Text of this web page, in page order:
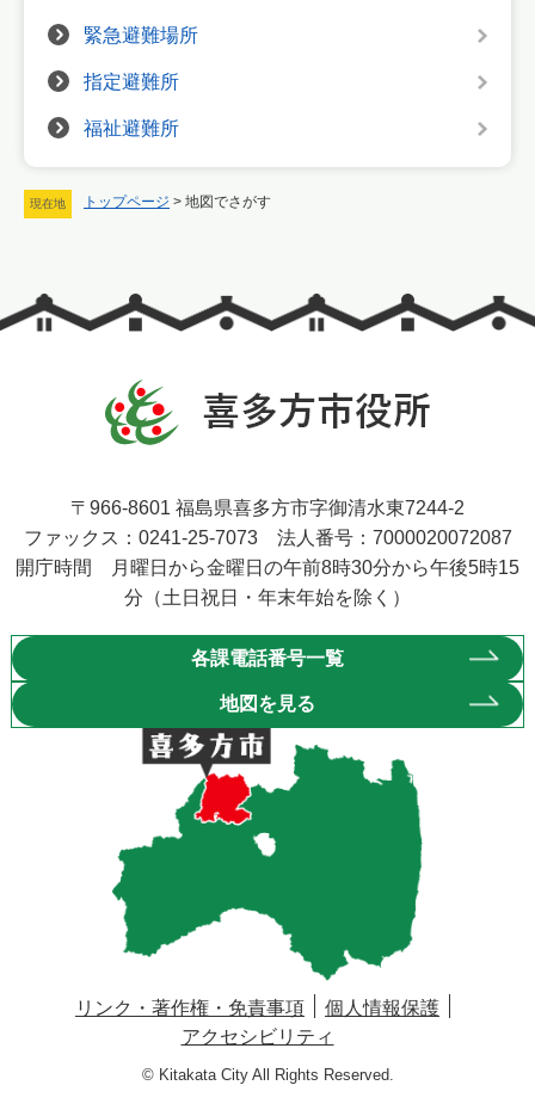
現在地 トップページ > 地図でさがす
緊急避難場所
指定避難所
福祉避難所
〒966-8601 福島県喜多方市字御清水東7244-2
ファックス：0241-25-7073 法人番号：7000020072087
開庁時間 月曜日から金曜日の午前8時30分から午後5時15
分（土日祝日・年末年始を除く）
各課電話番号一覧
地図を見る
リンク・著作権・免責事項
個人情報保護
アクセシビリティ
© Kitakata City All Rights Reserved.